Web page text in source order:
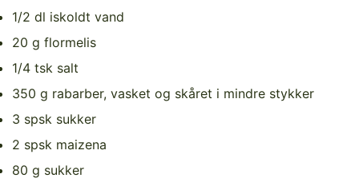
1/2 dl iskoldt vand
20 g flormelis
1/4 tsk salt
350 g rabarber, vasket og skåret i mindre stykker
3 spsk sukker
2 spsk maizena
80 g sukker